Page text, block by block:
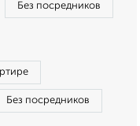
Без посредников
Без посредников